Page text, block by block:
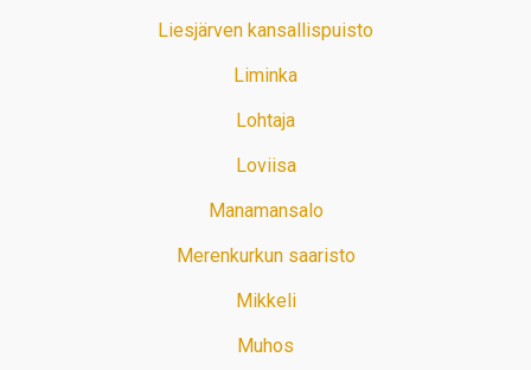
Liesjärven kansallispuisto
Liminka
Lohtaja
Loviisa
Manamansalo
Merenkurkun saaristo
Mikkeli
Muhos